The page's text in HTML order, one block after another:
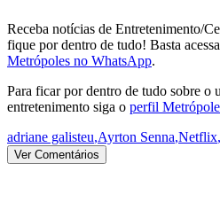
Receba notícias de Entretenimento/
fique por dentro de tudo! Basta
Metrópoles no WhatsApp.
Para ficar por dentro de tudo sobre o
entretenimento siga o perfil
adriane galisteu,Ayrton Senna,Netflix,
Ver Comentários